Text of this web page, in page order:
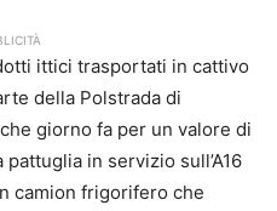
ittici trasportati in cattivo
della Polstrada di
giorno fa per un valore di
in servizio sull’A16
camion frigorifero che